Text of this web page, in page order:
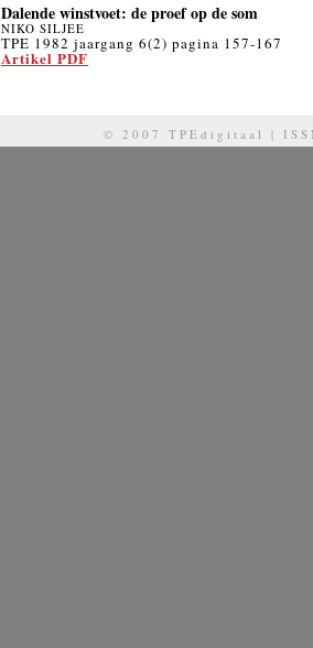
Dalende winstvoet: de proef op de som
NIKO SILJEE
TPE 1982 jaargang 6(2) pagina 157-167
Artikel PDF
© 2007 TPEdigitaal |